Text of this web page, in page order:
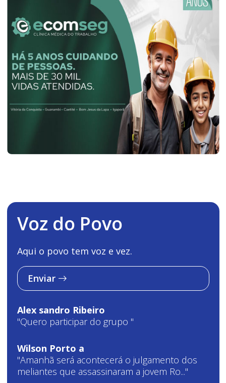
Voz do Povo
Aqui o povo tem voz e vez.
Enviar
Alex sandro Ribeiro
"Quero participar do grupo "
Wilson Porto a
"Amanhã será acontecerá o julgamento dos
meliantes que assassinaram a jovem Ro..."